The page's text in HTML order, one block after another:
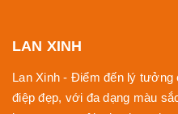
LAN XINH
Lan Xinh - Điểm đến lý tưởng
điệp đẹp, với đa dạng màu